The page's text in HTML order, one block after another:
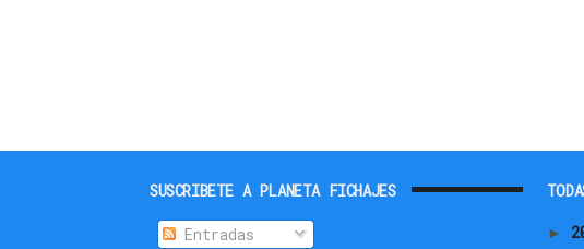
SUSCRIBETE A PLANETA FICHAJES
Entradas
►